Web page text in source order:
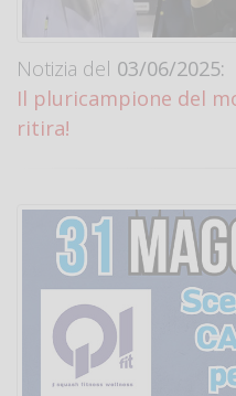
Notizia del 03/06/2025:
Il pluricampione del
ritira!